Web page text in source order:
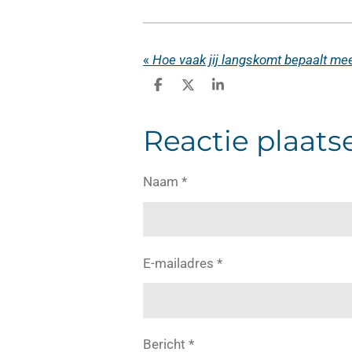
« Hoe vaak jij langskomt bepaalt
D
e
n
D
S
r
Reactie
Naam *
E-mailadres *
Bericht *